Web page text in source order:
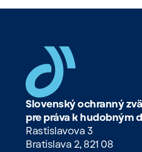
Slovenský ochranný
pre práva k hudobným
Rastislavova 3
Bratislava 2, 821 08